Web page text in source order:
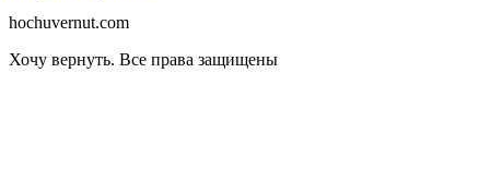
hochuvernut.com
Хочу вернуть. Все права защищены